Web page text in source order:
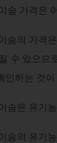
숨 가격은
숨의 가격
수 있으므
인하는 것
숨은 유기
숨의 유기